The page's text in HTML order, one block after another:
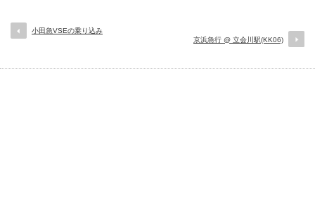
小田急VSEの乗り込み
京浜急行 @ 立会川駅(KK06)